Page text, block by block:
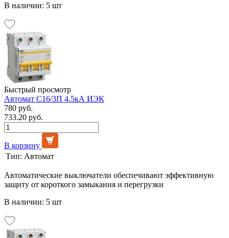
В наличии: 5 шт
Быстрый просмотр
Автомат C16/3П 4.5кА ИЭК
780 руб.
733.20 руб.
В корзину
Тип: Автомат
Автоматические выключатели обеспечивают эффективную
защиту от короткого замыкания и перегрузки
В наличии: 5 шт